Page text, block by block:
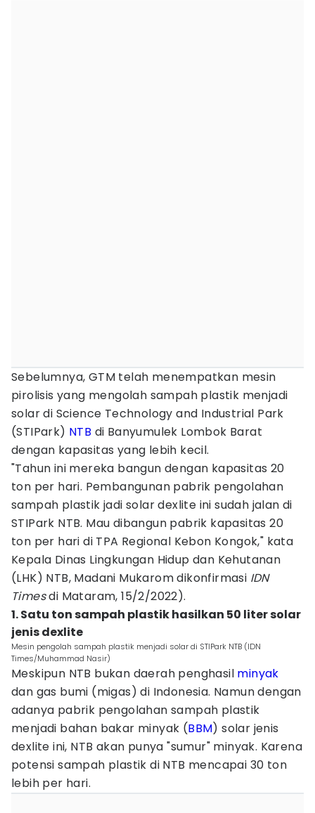
Sebelumnya, GTM telah menempatkan mesin
pirolisis yang mengolah sampah plastik menjadi
solar di Science Technology and Industrial Park
(STIPark) NTB di Banyumulek Lombok Barat
dengan kapasitas yang lebih kecil.
"Tahun ini mereka bangun dengan kapasitas 20
ton per hari. Pembangunan pabrik pengolahan
sampah plastik jadi solar dexlite ini sudah jalan di
STIPark NTB. Mau dibangun pabrik kapasitas 20
ton per hari di TPA Regional Kebon Kongok," kata
Kepala Dinas Lingkungan Hidup dan Kehutanan
(LHK) NTB, Madani Mukarom dikonfirmasi IDN
Timesdi Mataram, 15/2/2022).
1. Satu ton sampah plastik hasilkan 50 liter solar
jenis dexlite
Mesin pengolah sampah plastik menjadi solar di STIPark NTB (IDN
Times/Muhammad Nasir)
Meskipun NTB bukan daerah penghasil minyak
dan gas bumi (migas) di Indonesia. Namun dengan
adanya pabrik pengolahan sampah plastik
menjadi bahan bakar minyak (BBM) solar jenis
dexlite ini, NTB akan punya "sumur" minyak. Karena
potensi sampah plastik di NTB mencapai 30 ton
lebih per hari.